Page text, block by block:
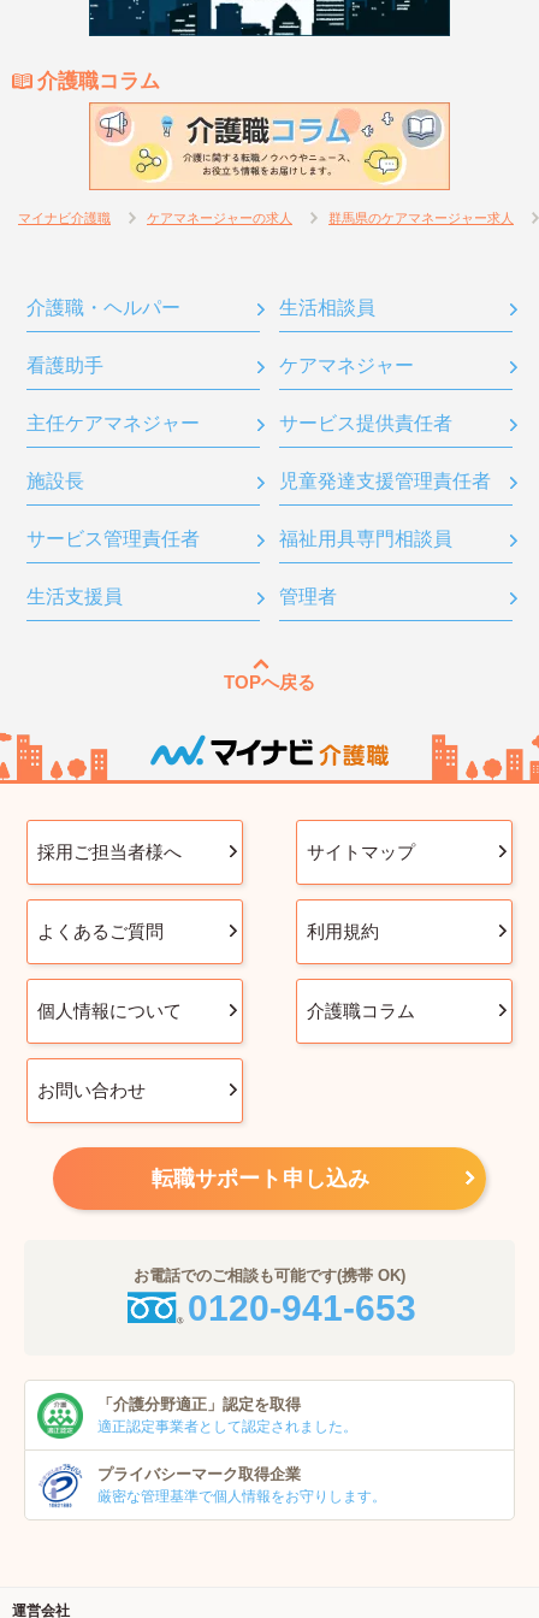
介護職コラム
マイナビ介護職 ケアマネージャーの求人 群馬県のケアマネージャー求人
介護職・ヘルパー 生活相談員
看護助手 ケアマネジャー
主任ケアマネジャー サービス提供責任者
施設長 児童発達支援管理責任者
サービス管理責任者 福祉用具専門相談員
生活支援員 管理者
TOPへ戻る
採用ご担当者様へ サイトマップ
よくあるご質問 利用規約
個人情報について 介護職コラム
お問い合わせ
転職サポート申し込み
お電話でのご相談も可能です(携帯 OK)
0120-941-653
「介護分野適正」 認定を取得
適正認定事業者として認定されました。
プライバシーマーク取得企業
厳密な管理基準で個人情報をお守りします。
運営会社